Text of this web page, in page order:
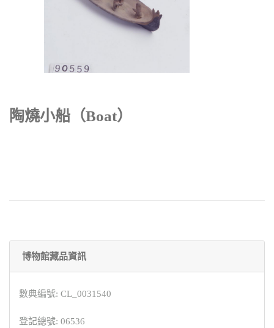
陶燒小船（Boat）
博物館藏品資訊
數典編號: CL_0031540
登記總號: 06536